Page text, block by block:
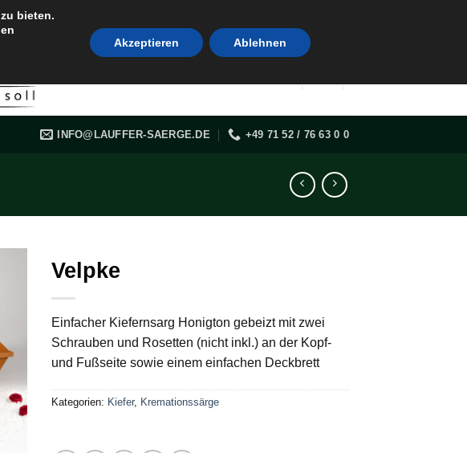
INFO@LAUFFER-SAERGE.DE +49 71 52 / 76 63 0 0
Velpke
Einfacher Kiefernsarg Honigton gebeizt mit zwei
Schrauben und Rosetten (nicht inkl.) an der Kopf-
und Fußseite sowie einem einfachen Deckbrett
Kategorien: Kiefer, Kremationssärge
bieten.
Akzeptieren Ablehnen